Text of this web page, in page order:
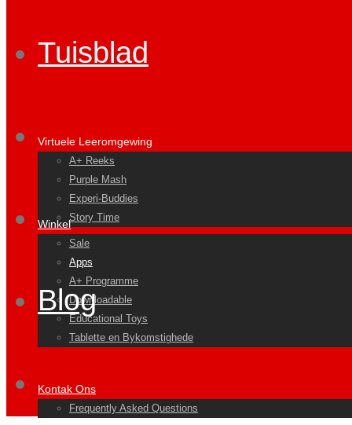
Tuisblad
Virtuele Leeromgewing
A+ Reeks
Purple Mash
Experi-Buddies
Story Time
Winkel
Sale
Apps
A+ Programme
Downloadable
Educational Toys
Tablette en Bykomstighede
Blog
Kontak Ons
Frequently Asked Questions